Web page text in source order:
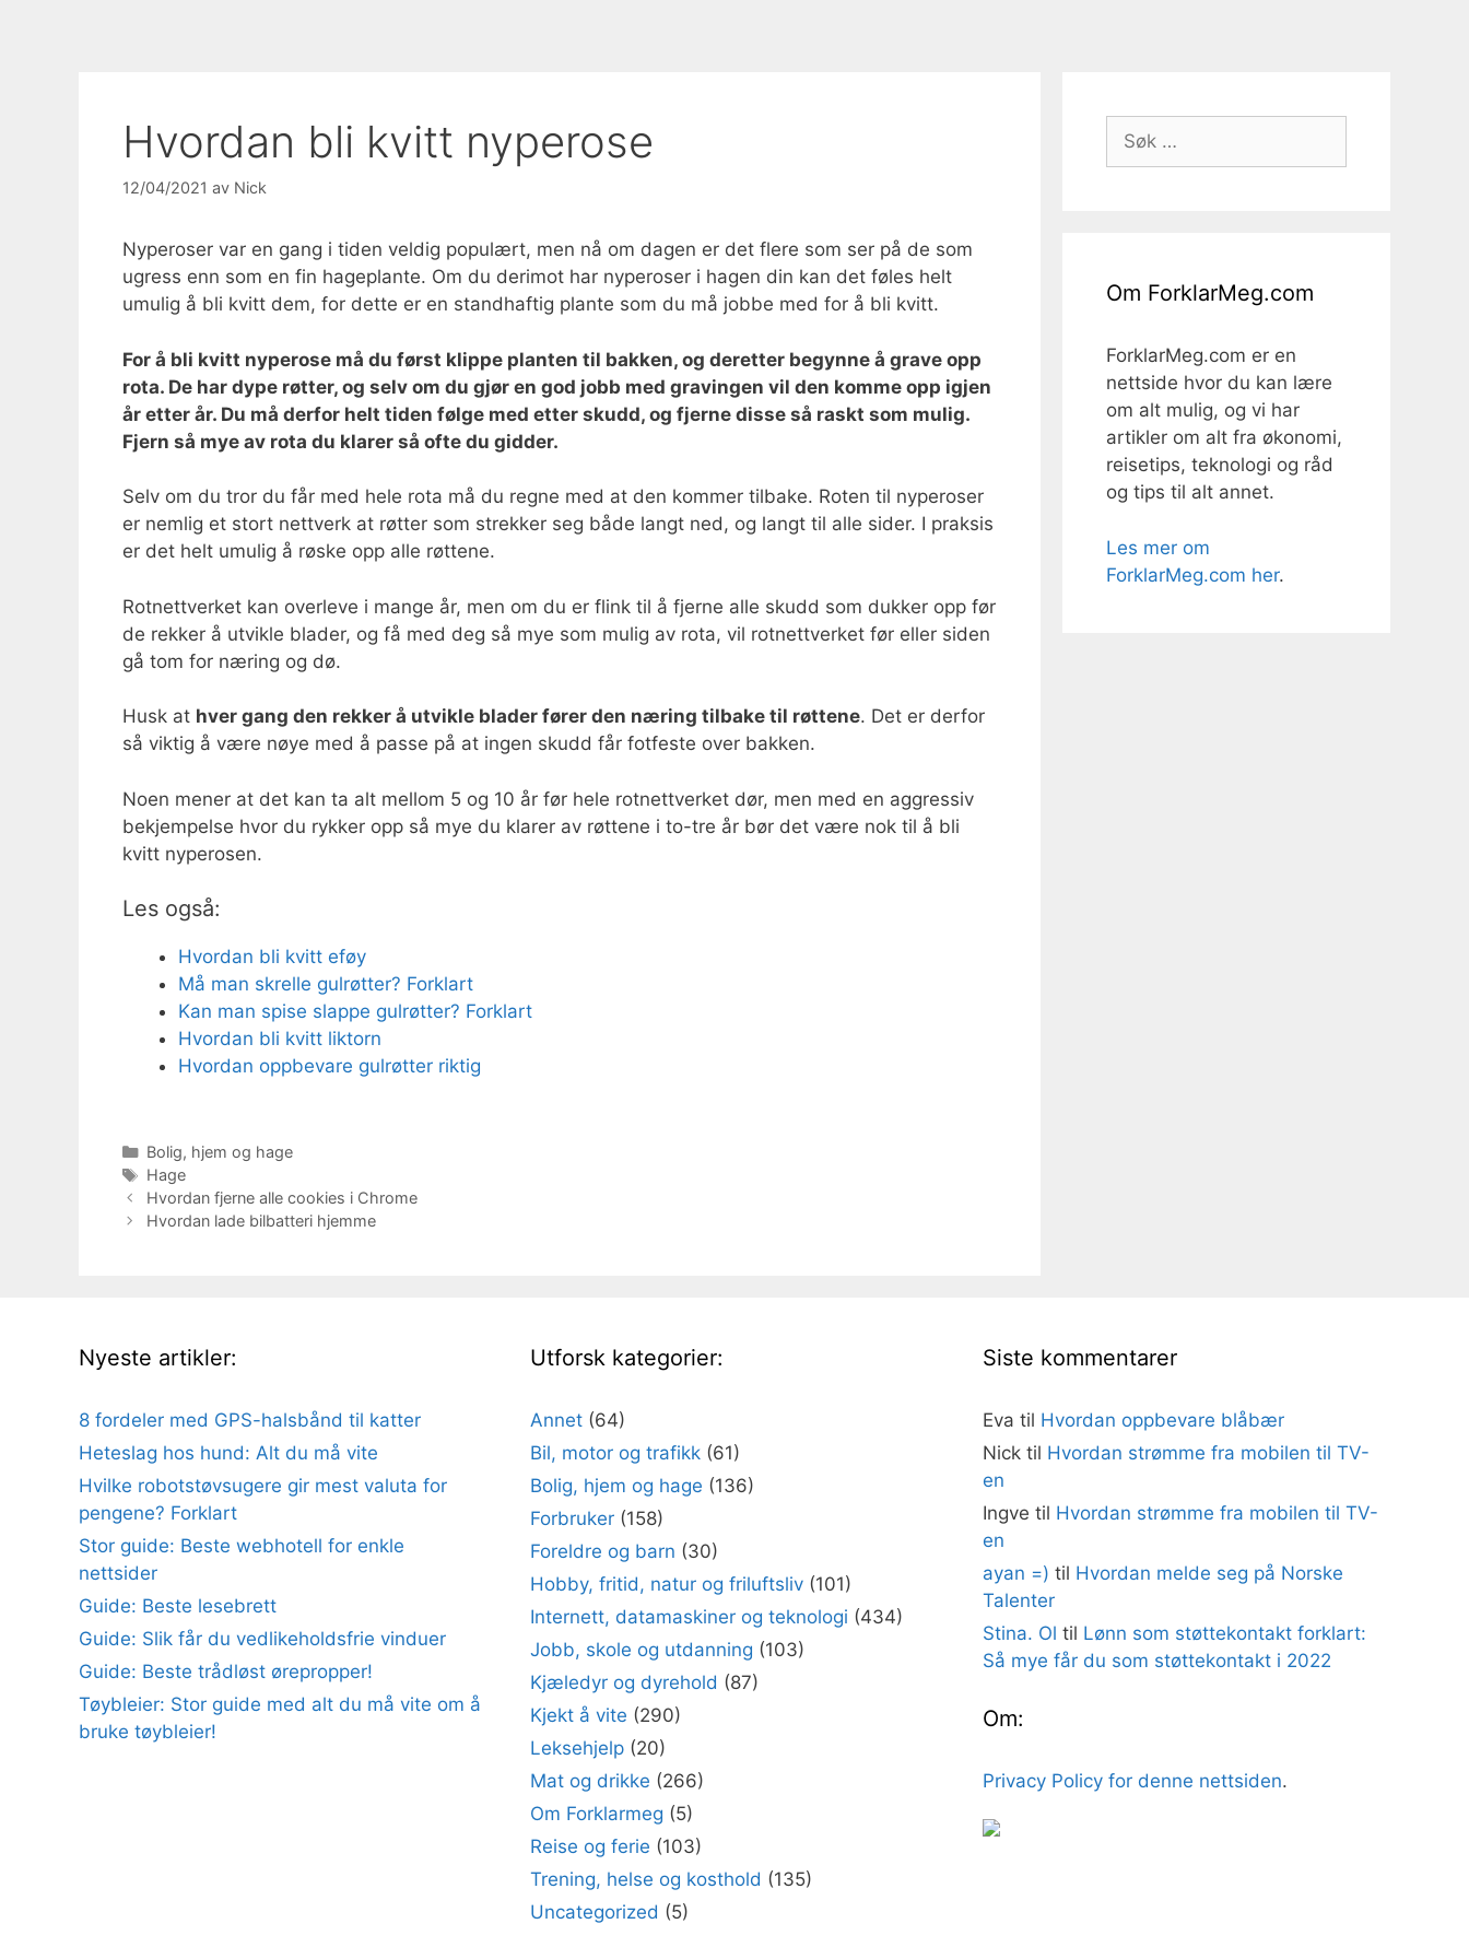
Hvordan bli kvitt nyperose
12/04/2021 av Nick
Nyperoser var en gang i tiden veldig populært, men nå om dagen er det flere som ser på de som
ugress enn som en fin hageplante. Om du derimot har nyperoser i hagen din kan det føles helt
umulig å bli kvitt dem, for dette er en standhaftig plante som du må jobbe med for å bli kvitt.
For å bli kvitt nyperose må du først klippe planten til bakken, og deretter begynne å grave opp
rota. De har dype røtter, og selv om du gjør en god jobb med gravingen vil den komme opp igjen
år etter år. Du må derfor helt tiden følge med etter skudd, og fjerne disse så raskt som mulig.
Fjern så mye av rota du klarer så ofte du gidder.
Selv om du tror du får med hele rota må du regne med at den kommer tilbake. Roten til nyperoser
er nemlig et stort nettverk at røtter som strekker seg både langt ned, og langt til alle sider. I praksis
er det helt umulig å røske opp alle røttene.
Rotnettverket kan overleve i mange år, men om du er flink til å fjerne alle skudd som dukker opp før
de rekker å utvikle blader, og få med deg så mye som mulig av rota, vil rotnettverket før eller siden
gå tom for næring og dø.
Husk at hver gang den rekker å utvikle blader fører den næring tilbake til røttene. Det er derfor
så viktig å være nøye med å passe på at ingen skudd får fotfeste over bakken.
Noen mener at det kan ta alt mellom 5 og 10 år før hele rotnettverket dør, men med en aggressiv
bekjempelse hvor du rykker opp så mye du klarer av røttene i to-tre år bør det være nok til å bli
kvitt nyperosen.
Les også:
Hvordan bli kvitt eføy
Må man skrelle gulrøtter? Forklart
Kan man spise slappe gulrøtter? Forklart
Hvordan bli kvitt liktorn
Hvordan oppbevare gulrøtter riktig
Kategorier
Bolig, hjem og hage
Stikkord
Hage
Hvordan fjerne alle cookies i Chrome
Hvordan lade bilbatteri hjemme
Søk
etter:
Om ForklarMeg.com
ForklarMeg.com er en
nettside hvor du kan lære
om alt mulig, og vi har
artikler om alt fra økonomi,
reisetips, teknologi og råd
og tips til alt annet.
Les mer om
ForklarMeg.com her.
Nyeste artikler:
8 fordeler med GPS-halsbånd til katter
Heteslag hos hund: Alt du må vite
Hvilke robotstøvsugere gir mest valuta for
pengene? Forklart
Stor guide: Beste webhotell for enkle
nettsider
Guide: Beste lesebrett
Guide: Slik får du vedlikeholdsfrie vinduer
Guide: Beste trådløst ørepropper!
Tøybleier: Stor guide med alt du må vite om å
bruke tøybleier!
Utforsk kategorier:
Annet (64)
Bil, motor og trafikk (61)
Bolig, hjem og hage (136)
Forbruker (158)
Foreldre og barn (30)
Hobby, fritid, natur og friluftsliv (101)
Internett, datamaskiner og teknologi (434)
Jobb, skole og utdanning (103)
Kjæledyr og dyrehold (87)
Kjekt å vite (290)
Leksehjelp (20)
Mat og drikke (266)
Om Forklarmeg (5)
Reise og ferie (103)
Trening, helse og kosthold (135)
Uncategorized (5)
Siste kommentarer
Eva til Hvordan oppbevare blåbær
Nicktil Hvordan strømme fra mobilen til TV-
en
Ingve til Hvordan strømme fra mobilen til TV-
en
ayan =) til Hvordan melde seg på Norske
Talenter
Stina. Ol til Lønn som støttekontakt forklart:
Så mye får du som støttekontakt i 2022
Om:
Privacy Policy for denne nettsiden.